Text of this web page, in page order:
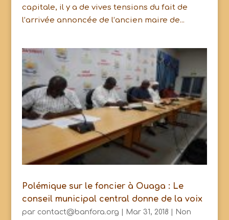
capitale, il y a de vives tensions du fait de
l’arrivée annoncée de l’ancien maire de...
Polémique sur le foncier à Ouaga : Le
conseil municipal central donne de la voix
par contact@banfora.org Mar 31, 2018
Non